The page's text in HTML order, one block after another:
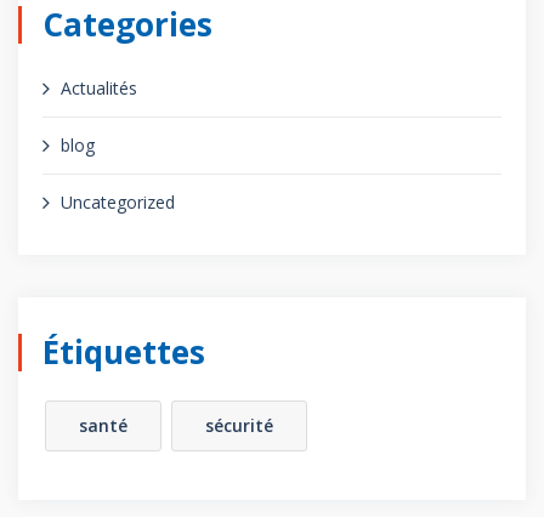
Categories
Actualités
blog
Uncategorized
Étiquettes
santé sécurité